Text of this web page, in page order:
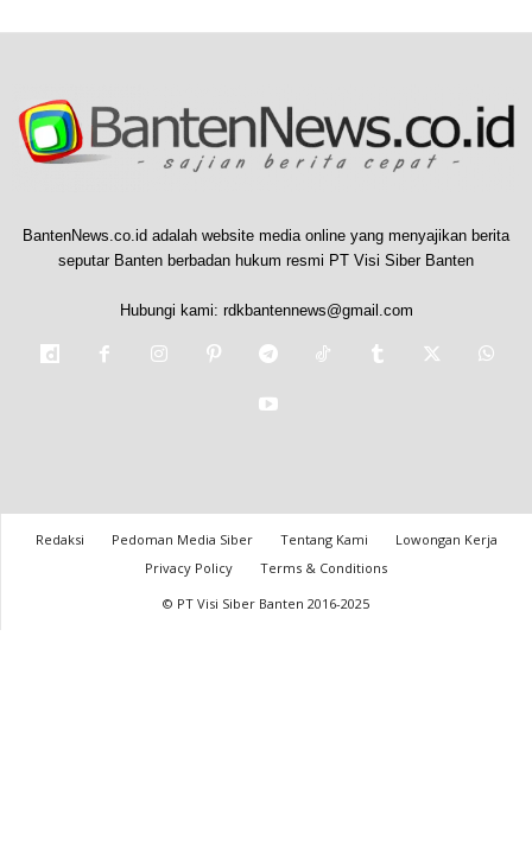
BantenNews.co.id adalah website media online yang menyajikan berita
seputar Banten berbadan hukum resmi PT Visi Siber Banten
Hubungi kami: rdkbantennews@gmail.com
Redaksi Pedoman Media Siber Tentang Kami
Lowongan Kerja
Privacy Policy
Terms & Conditions
© PT Visi Siber Banten 2016-2025